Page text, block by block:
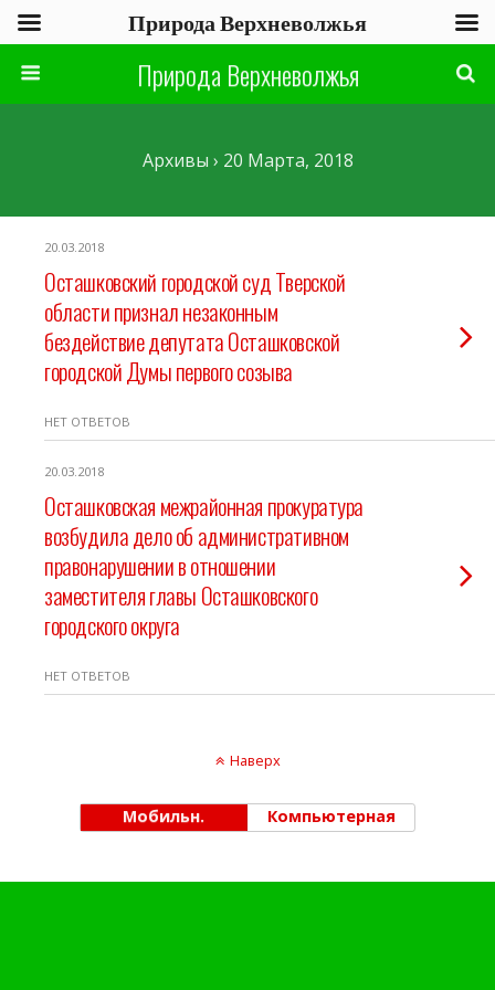
Природа Верхневолжья
Архивы › 20 Марта, 2018
20.03.2018
Осташковский городской суд Тверской
области признал незаконным
бездействие депутата Осташковской
городской Думы первого созыва
НЕТ ОТВЕТОВ
20.03.2018
Осташковская межрайонная прокуратура
возбудила дело об административном
правонарушении в отношении
заместителя главы Осташковского
городского округа
НЕТ ОТВЕТОВ
Наверх
Мобильн. Компьютерная
Природа Верхневолжья